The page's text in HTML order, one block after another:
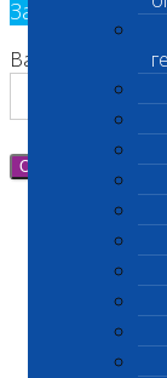
Заявка на
Ваш номер
Отправить